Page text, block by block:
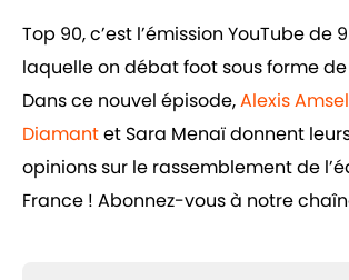
Top 90, c’est l’émission YouTube de
laquelle on débat foot sous forme
Dans ce nouvel épisode,Alexis
Diamantet Sara Menaï donnent
opinions sur le rassemblement de
France ! Abonnez-vous à notre